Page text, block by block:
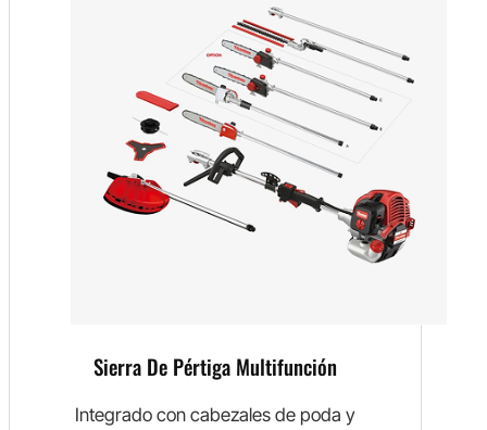
Sierra De Pértiga Multifunción
Integrado con cabezales de poda y